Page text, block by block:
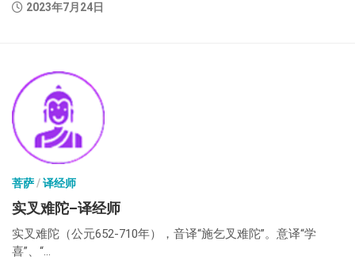
2023年7月24日
菩萨/译经师
实叉难陀–译经师
实叉难陀（公元652-710年），音译“施乞叉难陀”。意译“学
喜”、“...